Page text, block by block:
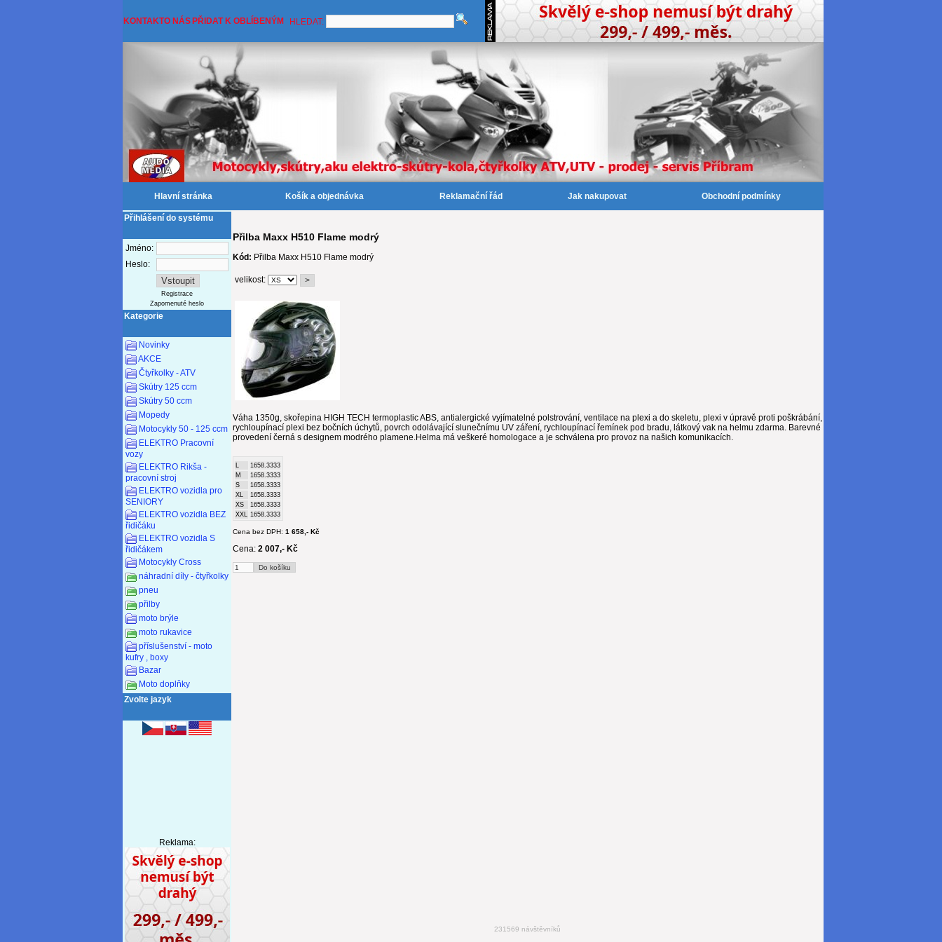
KONTAKTO NÁS PŘIDAT K OBLÍBENÝM HLEDAT:
Hlavní stránka Košík a objednávka Reklamační řád Jak nakupovat Obchodní podmínky
Přihlášení do systému
Jméno:
Heslo:
Registrace
Zapomenuté heslo
Kategorie
Novinky
AKCE
Čtyřkolky - ATV
Skútry 125 ccm
Skútry 50 ccm
Mopedy
Motocykly 50 - 125 ccm
ELEKTRO Pracovní
vozy
ELEKTRO Rikša -
pracovní stroj
ELEKTRO vozidla pro
SENIORY
ELEKTRO vozidla BEZ
řidičáku
ELEKTRO vozidla S
řidičákem
Motocykly Cross
náhradní díly - čtyřkolky
pneu
přilby
moto brýle
moto rukavice
příslušenství - moto
kufry , boxy
Bazar
Moto doplňky
Zvolte jazyk
Reklama:
Přilba Maxx H510 Flame modrý
Kód: Přilba Maxx H510 Flame modrý
velikost:
Váha 1350g, skořepina HIGH TECH termoplastic ABS, antialergické vyjímatelné polstrování, ventilace na plexi a do skeletu, plexi v úpravě proti poškrábání,
rychloupínací plexi bez bočních úchytů, povrch odolávající slunečnímu UV záření, rychloupínací řemínek pod bradu, látkový vak na helmu zdarma. Barevné
provedení černá s designem modrého plamene.Helma má veškeré homologace a je schválena pro provoz na našich komunikacích.
L
1658.3333
M
1658.3333
S
1658.3333
XL
1658.3333
XS
1658.3333
XXL 1658.3333
Cena bez DPH: 1 658,- Kč
Cena: 2 007,- Kč
231569 návštěvníků